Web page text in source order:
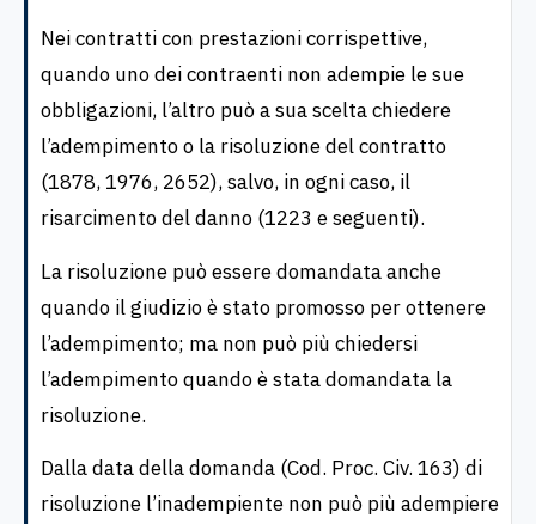
Nei contratti con prestazioni corrispettive,
quando uno dei contraenti non adempie le sue
obbligazioni, l’altro può a sua scelta chiedere
l’adempimento o la risoluzione del contratto
(1878, 1976, 2652), salvo, in ogni caso, il
risarcimento del danno (1223 e seguenti).
La risoluzione può essere domandata anche
quando il giudizio è stato promosso per ottenere
l’adempimento; ma non può più chiedersi
l’adempimento quando è stata domandata la
risoluzione.
Dalla data della domanda (Cod. Proc. Civ. 163) di
risoluzione l’inadempiente non può più adempiere